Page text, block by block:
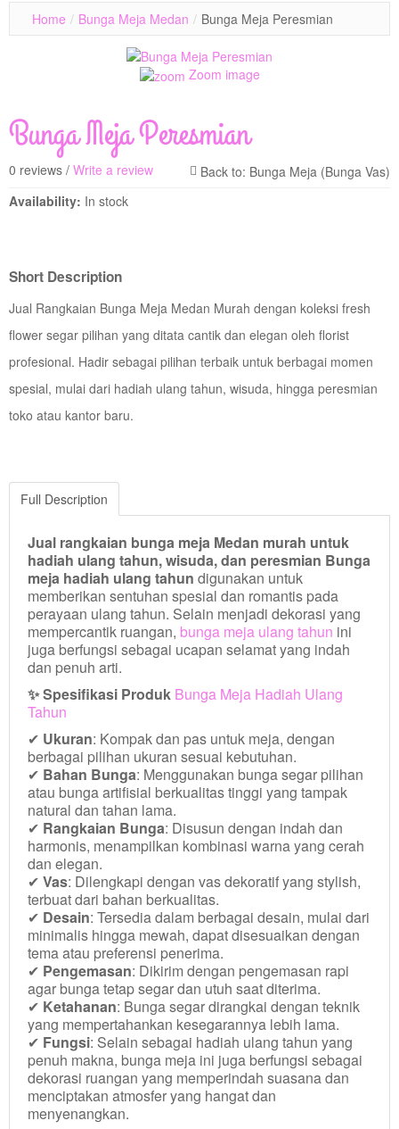
Home / Bunga Meja Medan / Bunga Meja Peresmian
Zoom image
Bunga Meja Peresmian
0 reviews / Write a review
Availability: In stock
Short Description
Jual Rangkaian Bunga Meja Medan Murah dengan koleksi fresh
flower segar pilihan yang ditata cantik dan elegan oleh florist
profesional. Hadir sebagai pilihan terbaik untuk berbagai momen
spesial, mulai dari hadiah ulang tahun, wisuda, hingga peresmian
toko atau kantor baru.
Full Description
Jual rangkaian bunga meja Medan murah untuk
hadiah ulang tahun, wisuda, dan peresmian Bunga
meja hadiah ulang tahun digunakan untuk
memberikan sentuhan spesial dan romantis pada
perayaan ulang tahun. Selain menjadi dekorasi yang
mempercantik ruangan, bunga meja ulang tahun ini
juga berfungsi sebagai ucapan selamat yang indah
dan penuh arti.
✨ Spesifikasi Produk Bunga Meja Hadiah Ulang
Tahun
✔ Ukuran: Kompak dan pas untuk meja, dengan
berbagai pilihan ukuran sesuai kebutuhan.
✔ Bahan Bunga: Menggunakan bunga segar pilihan
atau bunga artifisial berkualitas tinggi yang tampak
natural dan tahan lama.
✔ Rangkaian Bunga: Disusun dengan indah dan
harmonis, menampilkan kombinasi warna yang cerah
dan elegan.
✔ Vas: Dilengkapi dengan vas dekoratif yang stylish,
terbuat dari bahan berkualitas.
✔ Desain: Tersedia dalam berbagai desain, mulai dari
minimalis hingga mewah, dapat disesuaikan dengan
tema atau preferensi penerima.
✔ Pengemasan: Dikirim dengan pengemasan rapi
agar bunga tetap segar dan utuh saat diterima.
✔ Ketahanan: Bunga segar dirangkai dengan teknik
yang mempertahankan kesegarannya lebih lama.
✔ Fungsi: Selain sebagai hadiah ulang tahun yang
penuh makna, bunga meja ini juga berfungsi sebagai
dekorasi ruangan yang memperindah suasana dan
menciptakan atmosfer yang hangat dan
menyenangkan.
View Detail
View Detail